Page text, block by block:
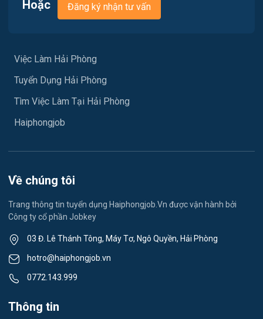
Vận chuyển / Giao nhận / Kho vận
Y tế
May mặc
Lái xe
Tiếng Nhật
Du lịch
Việc làm An Hải
Việc làm An Phong
Việc làm Hải Dương
Việc làm Nam Đồng
Việc làm Tân Hưng
Hoặc Đăng ký nhận tư vấn
Việc Làm Hải Phòng
Tuyển Dụng Hải Phòng
Tìm Việc Làm Tại Hải Phòng
Haiphongjob
Về chúng tôi
Trang thông tin tuyển dụng Haiphongjob.Vn được vận hành bởi
Công ty cổ phần Jobkey
03 Đ. Lê Thánh Tông, Máy Tơ, Ngô Quyền, Hải Phòng
hotro@haiphongjob.vn
0772.143.999
Thông tin